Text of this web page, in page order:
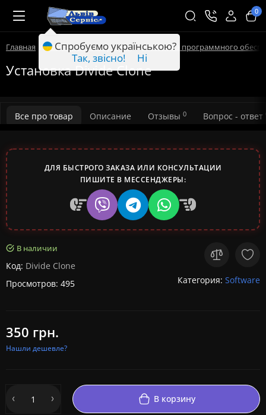
0
Главная Компьютерные услуги Установка программного
Установка Divide Clone
Все про товар Описание Отзывы 0 Вопрос - ответ
ДЛЯ БЫСТРОГО ЗАКАЗА ИЛИ КОНСУЛЬТАЦИИ
ПИШИТЕ В МЕССЕНДЖЕРЫ:
В наличии
Код: Divide Clone
Просмотров: 495
Категория: Software
350 грн.
Нашли дешевле?
В корзину
Спробуємо українською?
Так, звісно!
Ні